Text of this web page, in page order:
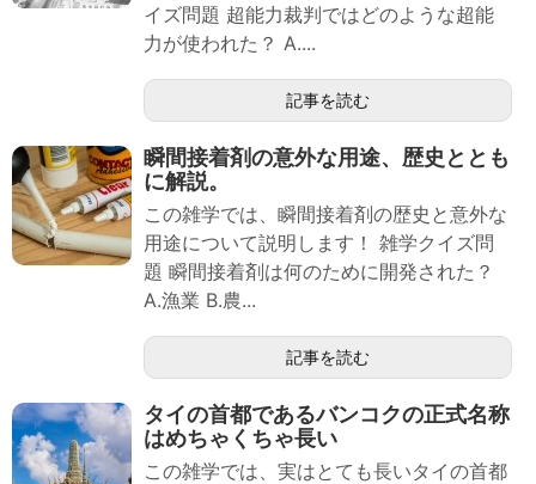
イズ問題 超能力裁判ではどのような超能
力が使われた？ A....
記事を読む
瞬間接着剤の意外な用途、歴史ととも
に解説。
この雑学では、瞬間接着剤の歴史と意外な
用途について説明します！ 雑学クイズ問
題 瞬間接着剤は何のために開発された？
A.漁業 B.農...
記事を読む
タイの首都であるバンコクの正式名称
はめちゃくちゃ長い
この雑学では、実はとても長いタイの首都